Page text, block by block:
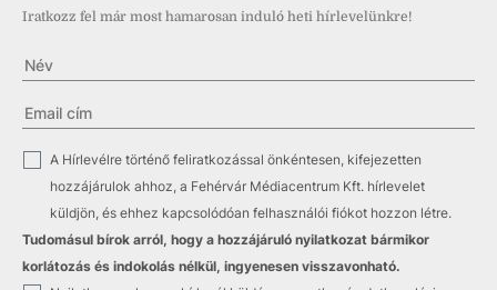
Iratkozz fel már most hamarosan induló heti hírlevelünkre!
A Hírlevélre történő feliratkozással önkéntesen, kifejezetten
hozzájárulok ahhoz, a Fehérvár Médiacentrum Kft. hírlevelet
küldjön, és ehhez kapcsolódóan felhasználói fiókot hozzon létre.
Tudomásul bírok arról, hogy a hozzájáruló nyilatkozat bármikor
korlátozás és indokolás nélkül, ingyenesen visszavonható.